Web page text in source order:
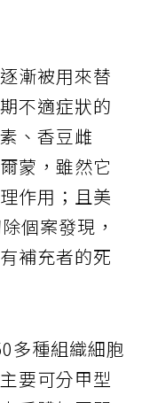
漸被用來替
不適症狀的
、香豆雌
蒙，雖然它
作用；且美
個案發現，
補充者的死
多種組織細胞
要可分甲型